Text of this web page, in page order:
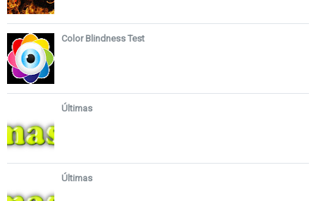
Color Blindness Test
Últimas
Últimas